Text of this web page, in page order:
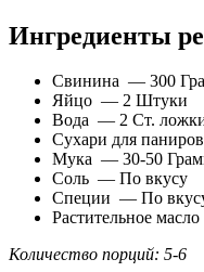
Ингредиенты
Свинина — 300
Яйцо — 2 Штуки
Вода — 2 Ст.
Сухари для
Мука — 30-50
Соль — По вкусу
Специи — По
Растительное
Количество порций: 5-6